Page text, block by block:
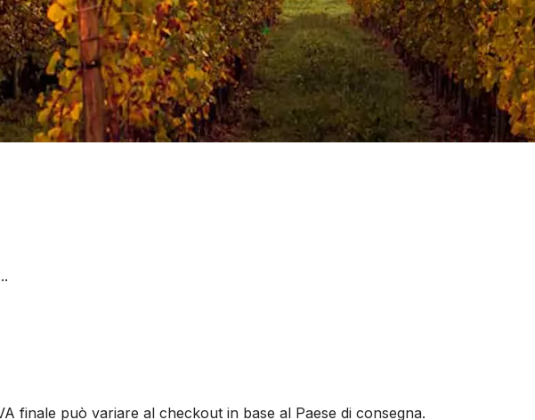
finale può variare al checkout in base al Paese di consegna.